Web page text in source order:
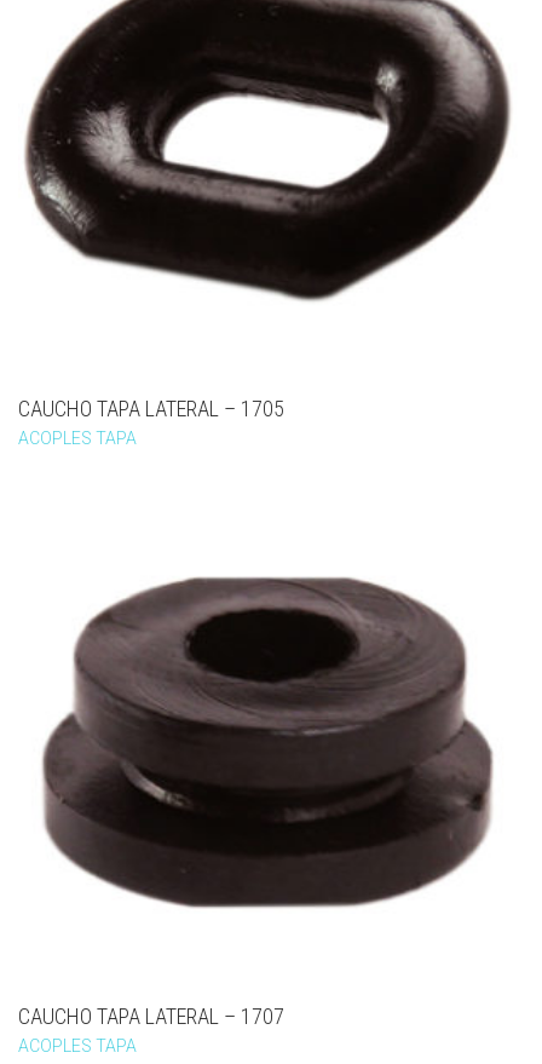
CAUCHO TAPA LATERAL – 1705
ACOPLES TAPA
CAUCHO TAPA LATERAL – 1707
ACOPLES TAPA